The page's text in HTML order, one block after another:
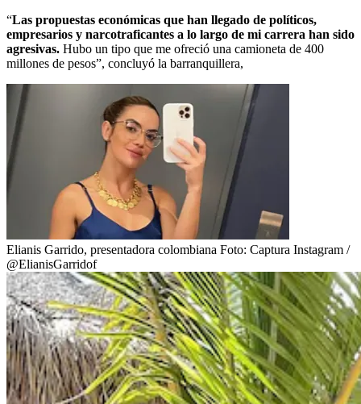
“Las propuestas económicas que han llegado de políticos,
empresarios y narcotraficantes a lo largo de mi carrera han sido
agresivas. Hubo un tipo que me ofreció una camioneta de 400
millones de pesos”, concluyó la barranquillera,
Elianis Garrido, presentadora colombiana Foto: Captura Instagram /
@ElianisGarridof